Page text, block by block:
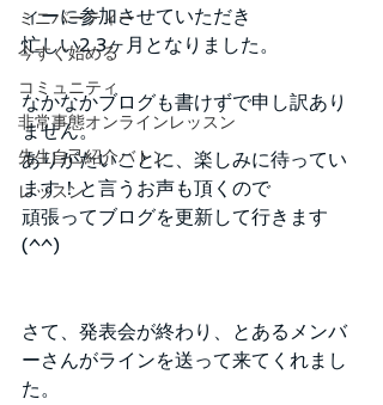
ミニパーティー
今すぐ始める
コミュニティ
非常事態オンラインレッスン
先生自己紹介バトン
レッスン
ィーに参加させていただき
忙しい2.3ヶ月となりました。
なかなかブログも書けずで申し訳あり
ません。
ありがたいことに、楽しみに待ってい
ます！と言うお声も頂くので
頑張ってブログを更新して行きます
(^^)
さて、発表会が終わり、とあるメンバ
ーさんがラインを送って来てくれまし
た。